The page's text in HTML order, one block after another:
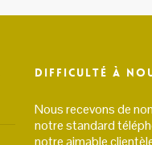
Difficulté à
Nous recevons de
notre standard